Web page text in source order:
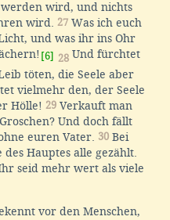
wird, und nichts
wird. 27 Was ich euch
und was ihr ins Ohr
[6] 28 Und fürchtet
töten, die Seele aber
vielmehr den, der Seele
Hölle! 29 Verkauft man
Und doch fällt
euren Vater. 30 Bei
Hauptes alle gezählt.
seid mehr wert als viele
vor den Menschen,